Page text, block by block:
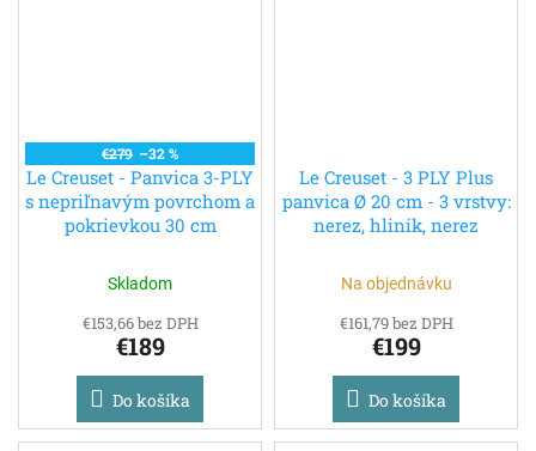
€279 –32 %
Le Creuset - Panvica 3-PLY
s nepriľnavým povrchom a
pokrievkou 30 cm
Skladom
€153,66 bez DPH
€189
Do košíka
Le Creuset - 3 PLY Plus
panvica Ø 20 cm - 3 vrstvy:
nerez, hliník, nerez
Na objednávku
€161,79 bez DPH
€199
Do košíka